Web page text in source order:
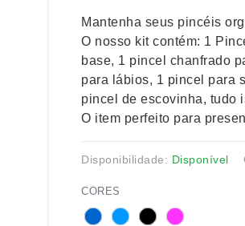
Esporte e Jogos
Kit
Kit Queijo
Lanternas
Mantenha seus pincéis
O nosso kit contém: 1
base, 1 pincel chanfrado
para lábios, 1 pincel para
pincel de escovinha, tudo
O item perfeito para
Disponibilidade: Disponível
CORES